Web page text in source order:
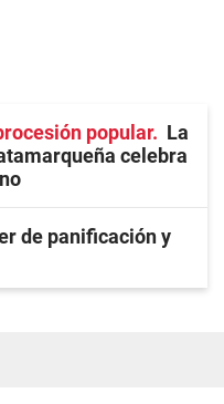
popular
La
celebra
de panificación y